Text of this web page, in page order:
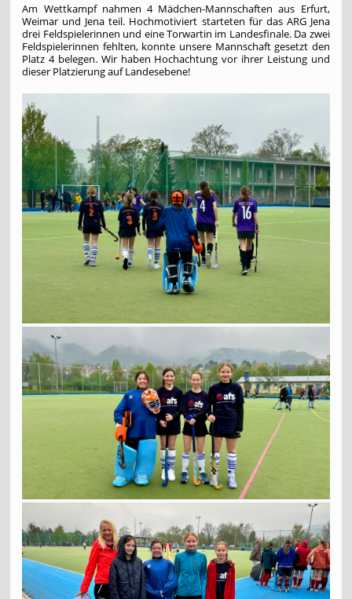
Am Wettkampf nahmen 4 Mädchen-Mannschaften aus Erfurt,
Weimar und Jena teil. Hochmotiviert starteten für das ARG Jena
drei Feldspielerinnen und eine Torwartin im Landesfinale. Da zwei
Feldspielerinnen fehlten, konnte unsere Mannschaft gesetzt den
Platz 4 belegen. Wir haben Hochachtung vor ihrer Leistung und
dieser Platzierung auf Landesebene!